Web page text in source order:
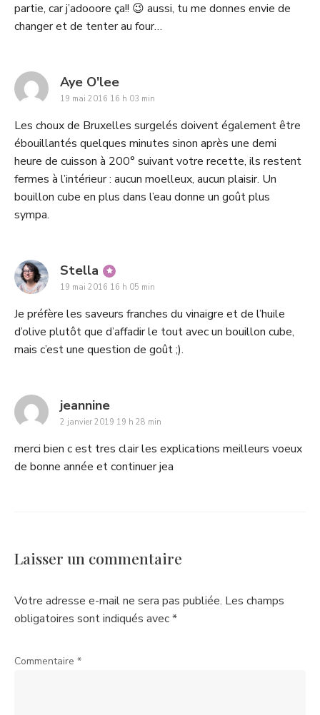
partie, car j’adooore ça!! 😉 aussi, tu me donnes envie de
changer et de tenter au four…
Aye O'leesays:
19 mai 2016 16 h 03 min
Les choux de Bruxelles surgelés doivent également être
ébouillantés quelques minutes sinon après une demi
heure de cuisson à 200° suivant votre recette, ils restent
fermes à l’intérieur : aucun moelleux, aucun plaisir. Un
bouillon cube en plus dans l’eau donne un goût plus
sympa.
Stella says:
19 mai 2016 16 h 05 min
Je préfère les saveurs franches du vinaigre et de l’huile
d’olive plutôt que d’affadir le tout avec un bouillon cube,
mais c’est une question de goût ;).
jeanninesays:
2 janvier 2019 19 h 28 min
merci bien c est tres clair les explications meilleurs voeux
de bonne année et continuer jea
Laisser un commentaire
Votre adresse e-mail ne sera pas publiée. Les champs
obligatoires sont indiqués avec*
Commentaire *